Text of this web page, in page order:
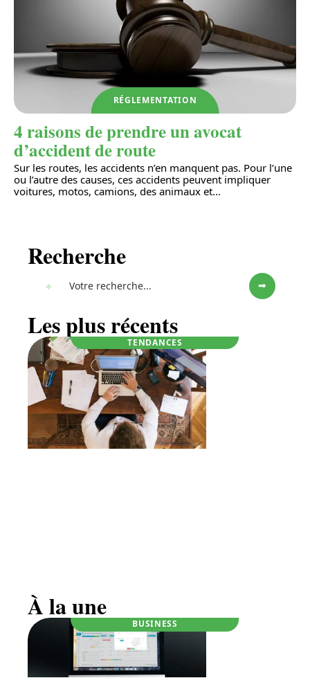
RÉGLEMENTATION
4 raisons de prendre un avocat
d’accident de route
Sur les routes, les accidents n’en manquent pas. Pour l’une
ou l’autre des causes, ces accidents peuvent impliquer
voitures, motos, camions, des animaux et…
Recherche
Les plus récents
TENDANCES
RÉGLEMENTATION
À la une
BUSINESS